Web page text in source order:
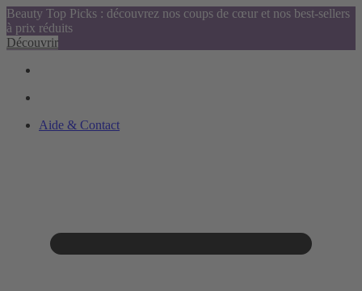
Beauty Top Picks : découvrez nos coups de cœur et nos best-sellers
à prix réduits
Découvrir
Aide & Contact